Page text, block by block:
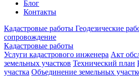
Блог
Контакты
Кадастровые работы Геодезические
сопровождение
Кадастровые работы
Услуги кадастрового инженера Акт
земельных участков Технический план
участка Объединение земельных